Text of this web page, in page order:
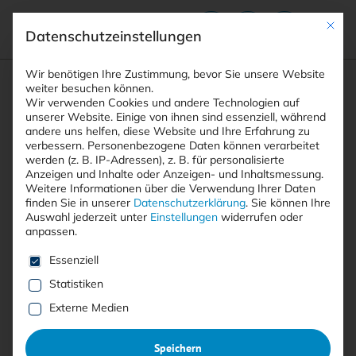
Suchfeld
Suchen
Breadcrumb-Navigation
STARTSEITE
PRINTAUSGABEN
TITELTHEMA: SECURITY-SCHULUNGEN – WIE …
DAS IT-SICHERHEITSKENNZEICHEN AUF …
Inhaltsverzeichnis
Mit <kes>+ lesen
Mit
Datenschutzeinstellungen
Wir benötigen Ihre Zustimmung, bevor Sie unsere Website
weiter besuchen können.
Wir verwenden Cookies und andere Technologien auf
unserer Website. Einige von ihnen sind essenziell, während
andere uns helfen, diese Website und Ihre Erfahrung zu
verbessern. Personenbezogene Daten können verarbeitet
werden (z. B. IP-Adressen), z. B. für personalisierte
Anzeigen und Inhalte oder Anzeigen- und Inhaltsmessung.
Weitere Informationen über die Verwendung Ihrer Daten
finden Sie in unserer Datenschutzerklärung. Sie können Ihre
Auswahl jederzeit unter Einstellungen widerrufen oder
anpassen.
Es folgt eine Liste der Service-Gruppen, für die eine
Essenziell
Statistiken
Externe Medien
Speichern